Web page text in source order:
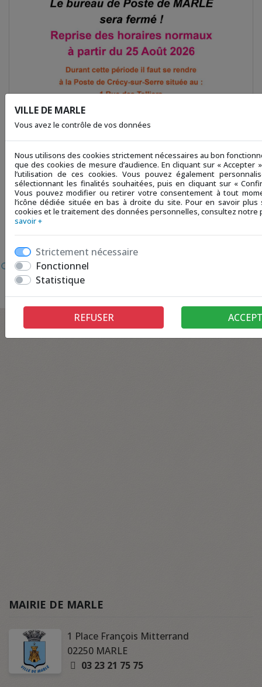
VILLE DE MARLE
Vous avez le contrôle de vos données
Nous utilisons des cookies strictement nécessaires au bon
que des cookies de mesure d’audience. En cliquant sur « Accepter
l’utilisation de ces cookies. Vous pouvez également
sélectionnant les finalités souhaitées, puis en cliquant sur «
Vous pouvez modifier ou retirer votre consentement à tout
l’icône dédiée située en bas à droite du site. Pour en savoir plus
cookies et le traitement des données personnelles, consultez notre
savoir +
Strictement nécessaire
Fonctionnel
Statistique
REFUSER
DE LA POSTE - PÉRIODE ESTIVALE 2026 LE
...
MAIRIE DE MARLE
1 Place François Mitterrand
02250 MARLE
03 23 21 75 75